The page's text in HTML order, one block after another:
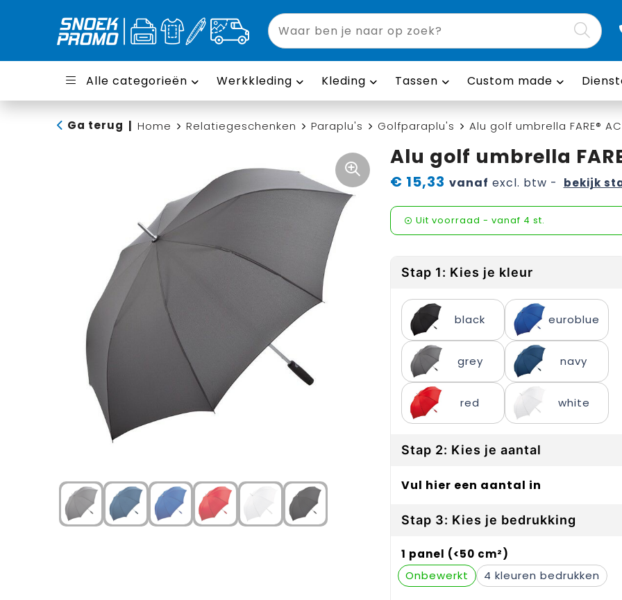
Alle categorieën Werkkleding Kleding Tassen Custom made
Ga terug Home Relatiegeschenken Paraplu's Golfparaplu's Alu golf umbrella FARE® AC
Alu golf umbrella
€ 15,33 vanaf excl. btw - bekijk
Uit voorraad - vanaf 4 st.
Stap 1: Kies je kleur
black euroblue
grey navy
red white
Stap 2: Kies je aantal
Vul hier een aantal in
Stap 3: Kies je bedrukking
1 panel (<50 cm²)
Onbewerkt
4